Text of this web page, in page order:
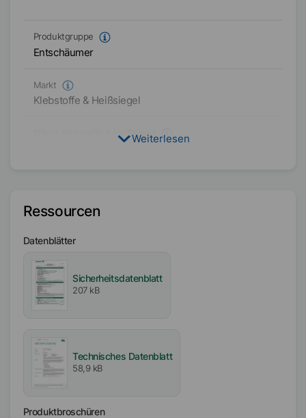
Produktgruppe
Entschäumer
Markt
Klebstoffe & Heißsiegel
Klebstoffe & Heißsiegel
Physikalischer Zustand
Typ
Mineralöl
100
Weiterlesen
Ressourcen
Datenblätter
Sicherheitsdatenblatt
207 kB
Technisches Datenblatt
58,9 kB
Produktbroschüren